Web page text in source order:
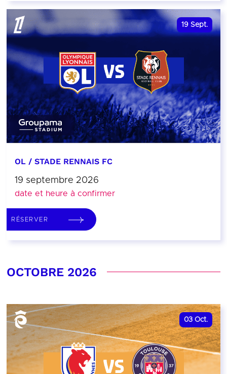
19 Sept.
OL / STADE RENNAIS FC
19 septembre 2026
date et heure à confirmer
RÉSERVER
OCTOBRE 2026
03 Oct.